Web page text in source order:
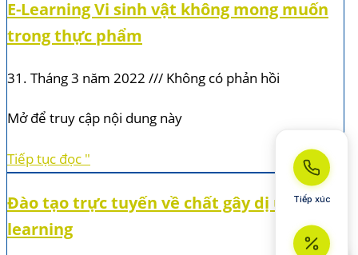
E-Learning Vi sinh vật không mong muốn
trong thực phẩm
31. Tháng 3 năm 2022 Không có phản hồi
Mở để truy cập nội dung này
Tiếp tục đọc "
Đào tạo trực tuyến về chất gây dị ứng E-
learning
Tiếp xúc